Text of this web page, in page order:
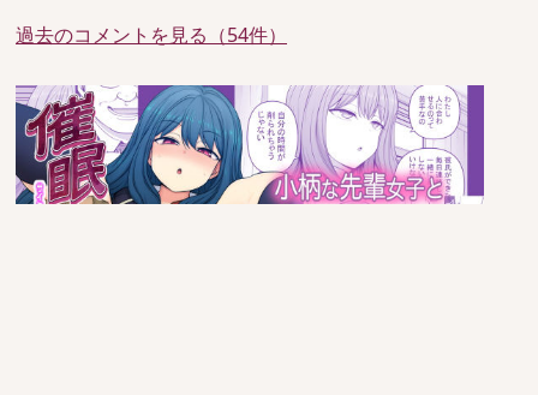
過去のコメントを見る（54件）